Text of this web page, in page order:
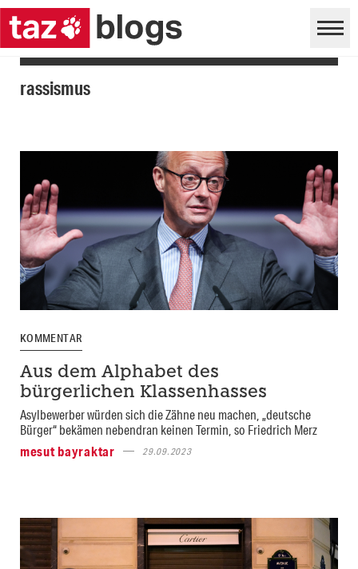
rassismus
KOMMENTAR
Aus dem Alphabet des
bürgerlichen Klassenhasses
Asylbewerber würden sich die Zähne neu machen, „deutsche
Bürger“ bekämen nebendran keinen Termin, so Friedrich Merz
mesut bayraktar
29.09.2023